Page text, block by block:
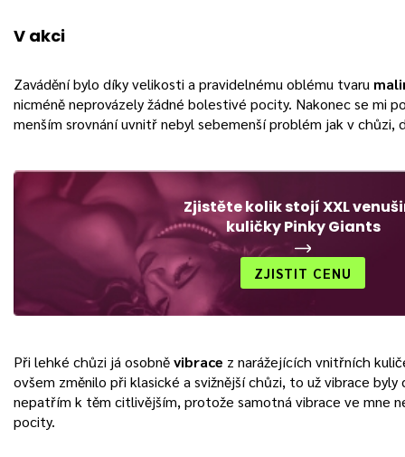
V akci
Zavádění bylo díky velikosti a pravidelnému oblému tvaru
nicméně neprovázely žádné bolestivé pocity. Nakonec se mi
menším srovnání uvnitř nebyl sebemenší problém jak v chůzi,
Zjistěte kolik stojí XXL
kuličky Pinky Giants
ZJISTIT CENU
Při lehké chůzi já osobněvibrace z narážejících vnitřních
ovšem změnilo při klasické a svižnější chůzi, to už vibrace
nepatřím k těm citlivějším, protože samotná vibrace ve mne
pocity.